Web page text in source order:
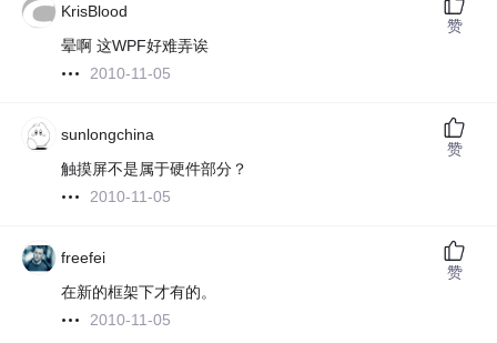
KrisBlood
晕啊 这WPF好难弄诶
2010-11-05
赞
sunlongchina
触摸屏不是属于硬件部分？
2010-11-05
赞
freefei
在新的框架下才有的。
2010-11-05
赞